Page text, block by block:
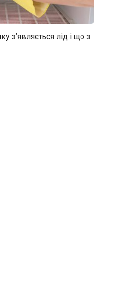
з’являється лід і що з